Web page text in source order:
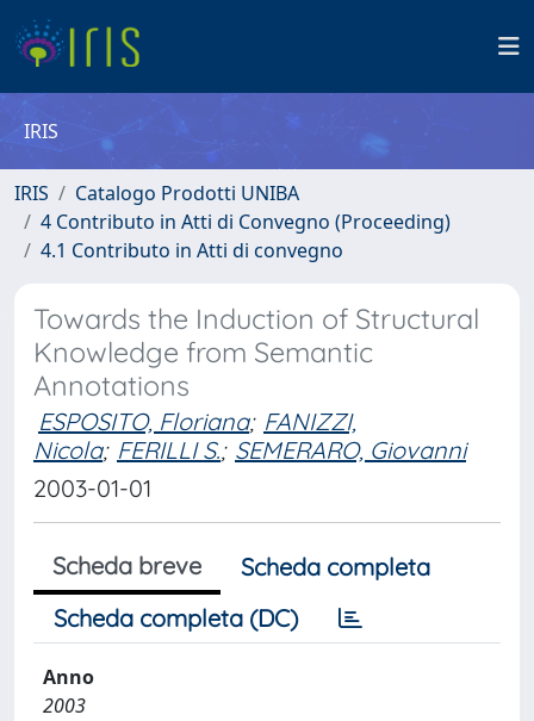
IRIS
IRIS
Catalogo Prodotti UNIBA
4 Contributo in Atti di Convegno (Proceeding)
4.1 Contributo in Atti di convegno
Towards the Induction of Structural
Knowledge from Semantic
Annotations
ESPOSITO, Floriana; FANIZZI,
Nicola; FERILLI S.; SEMERARO, Giovanni
2003-01-01
Scheda breve
Scheda completa
Scheda completa (DC)
Anno
2003